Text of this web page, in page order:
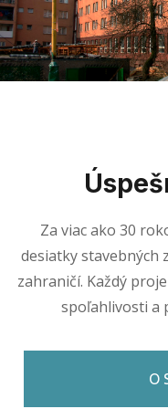
Za viac ako 30
desiatky stavebných
zahraničí. Každý
spoľahlivosti a
O